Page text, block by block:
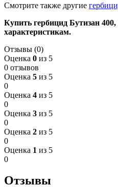
Смотрите также другие
Купить гербицид Бутизан
характеристикам.
Отзывы (0)
Оценка 0 из 5
0 отзывов
Оценка 5 из 5
0
Оценка 4 из 5
0
Оценка 3 из 5
0
Оценка 2 из 5
0
Оценка 1 из 5
0
Отзывы